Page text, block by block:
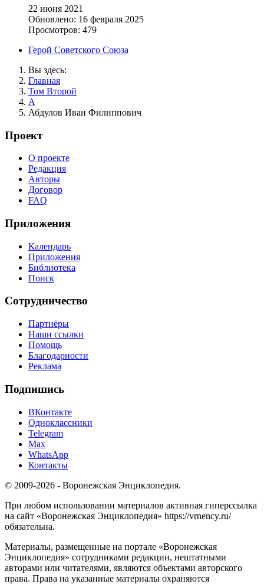
22 июня 2021
Обновлено: 16 февраля 2025
Просмотров: 479
Герой Советского Союза
Вы здесь:
Главная
Том Второй
А
Абдулов Иван Филиппович
Проект
О проекте
Редакция
Авторы
Договор
FAQ
Приложения
Календарь
Приложения
Библиотека
Поиск
Сотрудничество
Партнёры
Наши ссылки
Помощь
Благодарности
Реклама
Подпишись
ВКонтакте
Одноклассники
Telegram
Max
WhatsApp
Контакты
© 2009-2026 - Воронежская Энциклопедия.
При любом использовании материалов активная гиперссылка
на сайт «Воронежская Энциклопедия» https://vrnency.ru/
обязательна.
Материалы, размещенные на портале «Воронежская
Энциклопедия» сотрудниками редакции, нештатными
авторами или читателями, являются объектами авторского
права. Права на указанные материалы охраняются